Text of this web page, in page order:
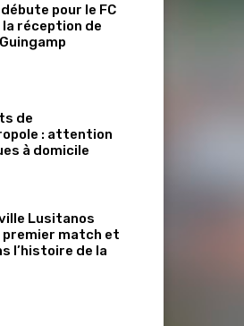
pour le FC
réception de
de
: attention
à domicile
Lusitanos
premier match et
l’histoire de la